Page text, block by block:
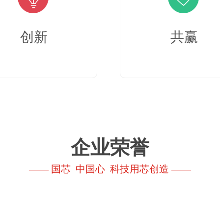
创新 共赢
企业荣誉
—— 国芯 中国心 科技用芯创造 ——